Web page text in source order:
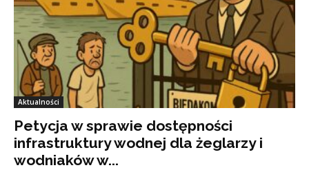
Aktualności
Petycja w sprawie dostępności
infrastruktury wodnej dla żeglarzy i
wodniaków w...